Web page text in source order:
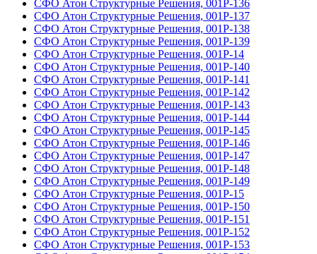
СФО Атон Структурные Решения, 001Р-136
СФО Атон Структурные Решения, 001Р-137
СФО Атон Структурные Решения, 001Р-138
СФО Атон Структурные Решения, 001Р-139
СФО Атон Структурные Решения, 001Р-14
СФО Атон Структурные Решения, 001Р-140
СФО Атон Структурные Решения, 001Р-141
СФО Атон Структурные Решения, 001Р-142
СФО Атон Структурные Решения, 001Р-143
СФО Атон Структурные Решения, 001Р-144
СФО Атон Структурные Решения, 001Р-145
СФО Атон Структурные Решения, 001Р-146
СФО Атон Структурные Решения, 001Р-147
СФО Атон Структурные Решения, 001Р-148
СФО Атон Структурные Решения, 001Р-149
СФО Атон Структурные Решения, 001Р-15
СФО Атон Структурные Решения, 001Р-150
СФО Атон Структурные Решения, 001Р-151
СФО Атон Структурные Решения, 001Р-152
СФО Атон Структурные Решения, 001Р-153